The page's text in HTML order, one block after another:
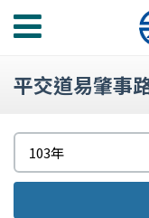
功
選
平交道易肇事
選
103年
擇